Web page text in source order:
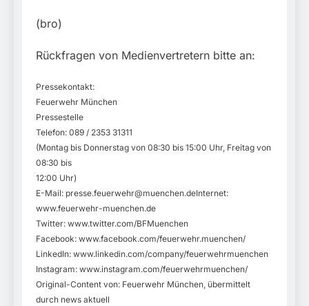
(bro)
Rückfragen von Medienvertretern bitte an:
Pressekontakt:
Feuerwehr München
Pressestelle
Telefon: 089 / 2353 31311
(Montag bis Donnerstag von 08:30 bis 15:00 Uhr, Freitag von
08:30 bis
12:00 Uhr)
E-Mail: presse.feuerwehr@muenchen.deInternet:
www.feuerwehr-muenchen.de
Twitter: www.twitter.com/BFMuenchen
Facebook: www.facebook.com/feuerwehr.muenchen/
LinkedIn: www.linkedin.com/company/feuerwehrmuenchen
Instagram: www.instagram.com/feuerwehrmuenchen/
Original-Content von: Feuerwehr München, übermittelt
durch news aktuell